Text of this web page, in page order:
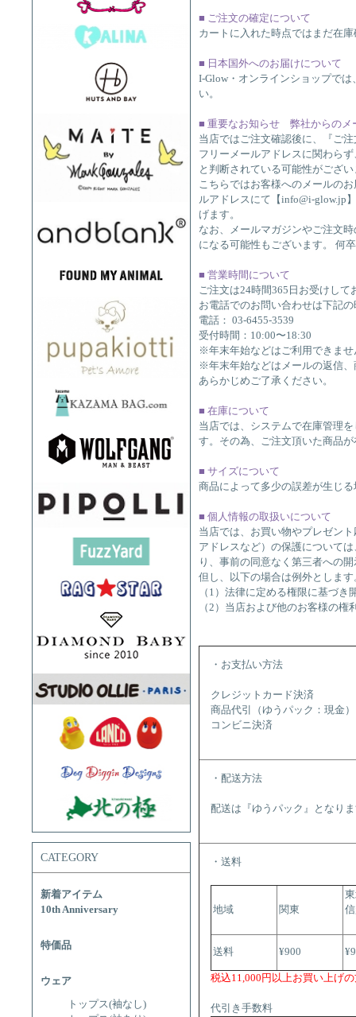
CATEGORY
新着アイテム
10th Anniversary
特価品
ウェア
トップス(袖なし)
■ ご注文の確定について
カートに入れた時点ではまだ在
■ 日本国外へのお届けについて
I-Glow・オンラインショップで
い。
■ 重要なお知らせ 弊社からのメ
当店ではご注文確認後に、『ご
フリーメールアドレスに関わら
と判断されている可能性がござ
こちらではお客様へのメールの
ルアドレスにて【info@i-glow.jp
げます。
なお、メールマガジンやご注文
になる可能性もございます。 何
■ 営業時間について
ご注文は24時間365日お受けして
お電話でのお問い合わせは下記
電話： 03-6455-3539
受付時間：10:00〜18:30
※年末年始などはご利用できませ
※年末年始などはメールの返信
あらかじめご了承ください。
■ 在庫について
当店では、システムで在庫管理
す。その為、ご注文頂いた商品
■ サイズについて
商品によって多少の誤差が生じ
■ 個人情報の取扱いについて
当店では、お買い物やプレゼン
アドレスなど）の保護について
り、事前の同意なく第三者への
但し、以下の場合は例外とします
（1）法律に定める権限に基づき
（2）当店および他のお客様の
・お支払い方法
クレジットカード決済
商品代引（ゆうパック：現金）
コンビニ決済
・配送方法
配送は『ゆうパック』となり
・送料
地域 関東
送料 ¥900
税込11,000円以上お買い上げ
代引き手数料